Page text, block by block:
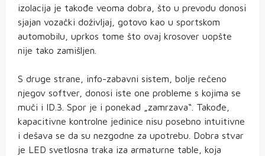
izolacija je takođe veoma dobra, što u prevodu donosi
sjajan vozački doživljaj, gotovo kao u sportskom
automobilu, uprkos tome što ovaj krosover uopšte
nije tako zamišljen.
S druge strane, info-zabavni sistem, bolje rečeno
njegov softver, donosi iste one probleme s kojima se
muči i ID.3. Spor je i ponekad „zamrzava“. Takođe,
kapacitivne kontrolne jedinice nisu posebno intuitivne
i dešava se da su nezgodne za upotrebu. Dobra stvar
je LED svetlosna traka iza armaturne table, koja